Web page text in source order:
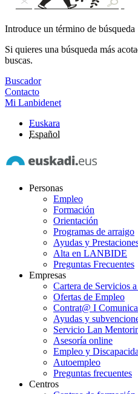
Introduce un término de búsqueda
Si quieres una búsqueda más
buscas.
Buscador
Contacto
Mi Lanbidenet
Euskara
Español
Personas
Empleo
Formación
Orientación
Programas de arraigo
Ayudas y
Alta en LANBIDE
Preguntas Frecuentes
Empresas
Cartera de Servicios
Ofertas de Empleo
Contrat@ I
Ayudas y
Servicio Lan
Asesoría online
Empleo y
Autoempleo
Preguntas frecuentes
Centros